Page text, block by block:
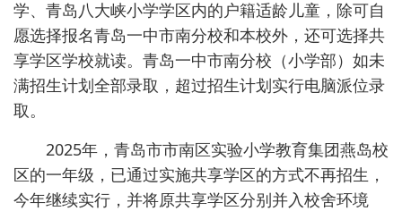
学、青岛八大峡小学学区内的户籍适龄儿童，除可自
愿选择报名青岛一中市南分校和本校外，还可选择共
享学区学校就读。青岛一中市南分校（小学部）如未
满招生计划全部录取，超过招生计划实行电脑派位录
取。
2025年，青岛市市南区实验小学教育集团燕岛校
区的一年级，已通过实施共享学区的方式不再招生，
今年继续实行，并将原共享学区分别并入校舍环境